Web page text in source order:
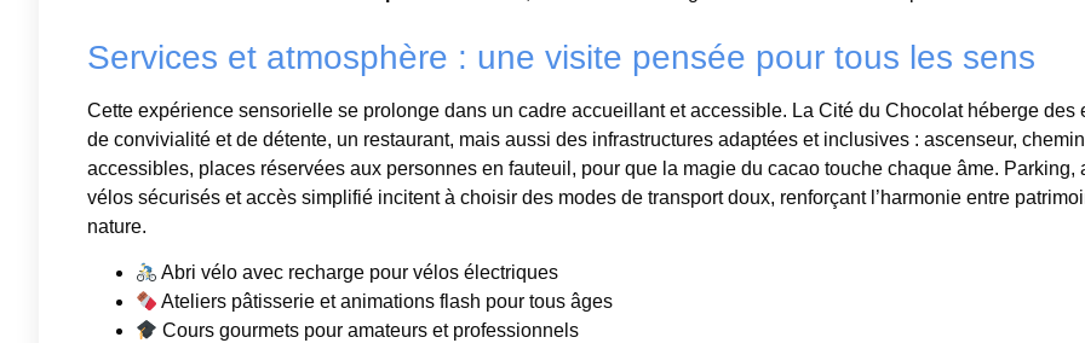
Services et atmosphère : une visite pensée pour tous les sens
Cette expérience sensorielle se prolonge dans un cadre accueillant et accessible. La Cité du Chocolat héberge des
de convivialité et de détente, un restaurant, mais aussi des infrastructures adaptées et inclusives : ascenseur,
accessibles, places réservées aux personnes en fauteuil, pour que la magie du cacao touche chaque âme. Parking,
vélos sécurisés et accès simplifié incitent à choisir des modes de transport doux, renforçant l’harmonie entre
nature.
Abri vélo avec recharge pour vélos électriques
Ateliers pâtisserie et animations flash pour tous âges
Cours gourmets pour amateurs et professionnels